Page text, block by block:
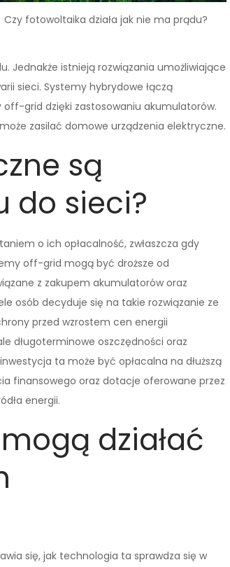
Czy fotowoltaika działa jak nie ma prądu?
Jednakże istnieją rozwiązania umożliwiające
sieci. Systemy hybrydowe łączą
grid dzięki zastosowaniu akumulatorów.
zasilać domowe urządzenia elektryczne.
są
do sieci?
o ich opłacalność, zwłaszcza gdy
off-grid mogą być droższe od
z zakupem akumulatorów oraz
osób decyduje się na takie rozwiązanie ze
przed wzrostem cen energii
długoterminowe oszczędności oraz
ta może być opłacalna na dłuższą
finansowego oraz dotacje oferowane przez
energii.
działać
się, jak technologia ta sprawdza się w